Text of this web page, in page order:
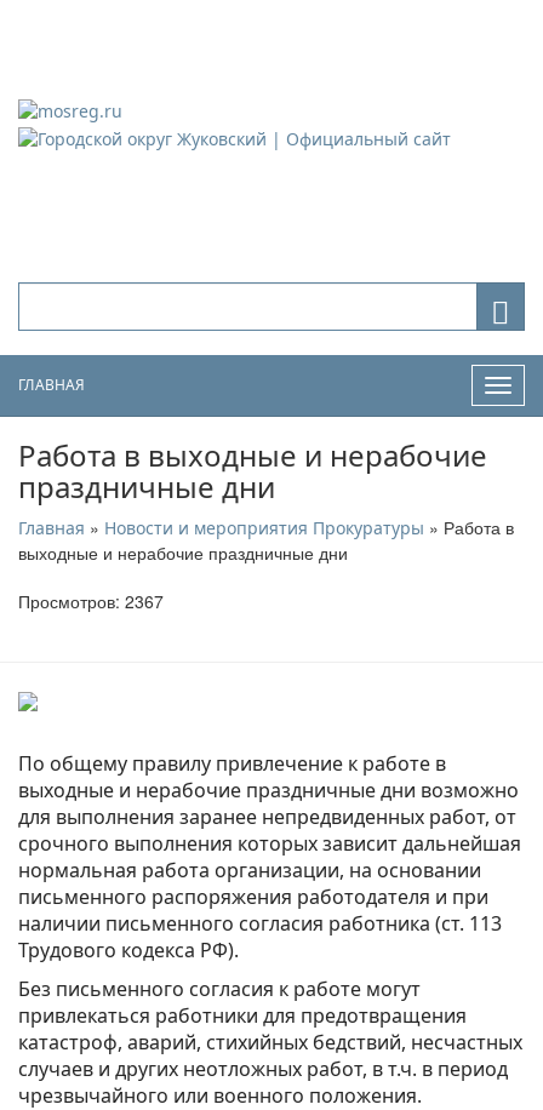
ГЛАВНАЯ
Работа в выходные и нерабочие
праздничные дни
Главная » Новости и мероприятия Прокуратуры » Работа в
выходные и нерабочие праздничные дни
Просмотров: 2367
По общему правилу привлечение к работе в
выходные и нерабочие праздничные дни возможно
для выполнения заранее непредвиденных работ, от
срочного выполнения которых зависит дальнейшая
нормальная работа организации, на основании
письменного распоряжения работодателя и при
наличии письменного согласия работника (ст. 113
Трудового кодекса РФ).
Без письменного согласия к работе могут
привлекаться работники для предотвращения
катастроф, аварий, стихийных бедствий, несчастных
случаев и других неотложных работ, в т.ч. в период
чрезвычайного или военного положения.